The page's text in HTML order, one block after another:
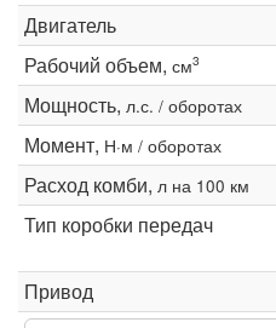
Двигатель
Рабочий объем, см3
Мощность, л.с. / оборотах
Момент, Н·м / оборотах
Расход комби, л на 100 км
Тип коробки передач
Привод